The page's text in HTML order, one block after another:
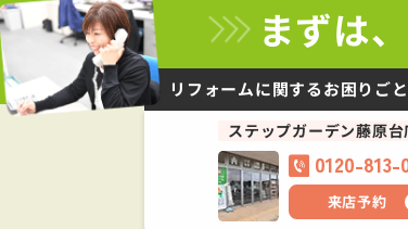
まずは
リフォームに関するお困りご
ステップガーデン藤原台
0120-813-
来店予約